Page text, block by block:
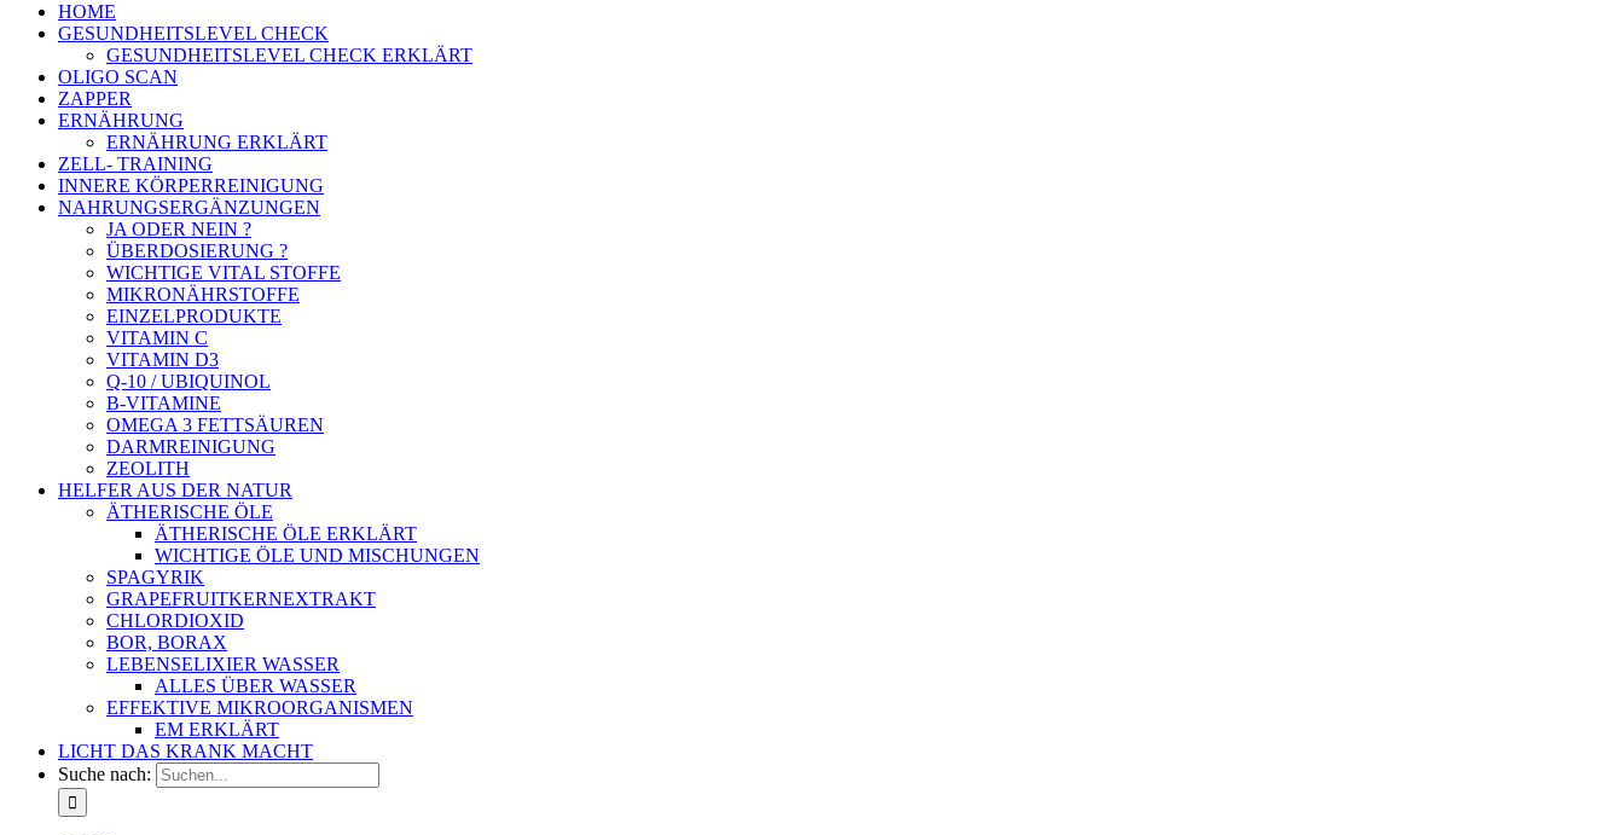
HOME
GESUNDHEITSLEVEL CHECK
GESUNDHEITSLEVEL CHECK ERKLÄRT
OLIGO SCAN
ZAPPER
ERNÄHRUNG
ERNÄHRUNG ERKLÄRT
ZELL- TRAINING
INNERE KÖRPERREINIGUNG
NAHRUNGSERGÄNZUNGEN
JA ODER NEIN ?
ÜBERDOSIERUNG ?
WICHTIGE VITAL STOFFE
MIKRONÄHRSTOFFE
EINZELPRODUKTE
VITAMIN C
VITAMIN D3
Q-10 / UBIQUINOL
B-VITAMINE
OMEGA 3 FETTSÄUREN
DARMREINIGUNG
ZEOLITH
HELFER AUS DER NATUR
ÄTHERISCHE ÖLE
ÄTHERISCHE ÖLE ERKLÄRT
WICHTIGE ÖLE UND MISCHUNGEN
SPAGYRIK
GRAPEFRUITKERNEXTRAKT
CHLORDIOXID
BOR, BORAX
LEBENSELIXIER WASSER
ALLES ÜBER WASSER
EFFEKTIVE MIKROORGANISMEN
EM ERKLÄRT
LICHT DAS KRANK MACHT
Suche nach: